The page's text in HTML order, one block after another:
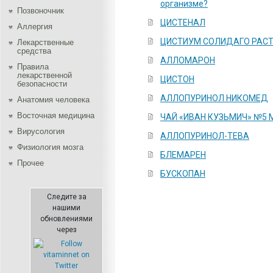
Позвоночник
Аллергия
Лекарственные
средства
Правила
лекарственной
безопасности
Aнатомия человека
Восточная медицина
Вирусология
Физиология мозга
Прочее
Следите за
нашими
обновлениями
через
организме?
ЦИСТЕНАЛ
ЦИСТИУМ СОЛИДАГО
АЛЛОМАРОН
ЦИСТОН
АЛЛОПУРИНОЛ НИКОМЕД
ЧАЙ «ИВАН КУЗЬМИЧ» №5
АЛЛОПУРИНОЛ-ТЕВА
БЛЕМАРЕН
БУСКОПАН